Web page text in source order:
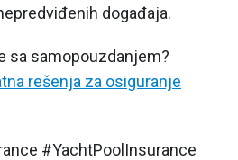
događaja.
sa samopouzdanjem?
rešenja za osiguranje
#YachtPoolInsurance